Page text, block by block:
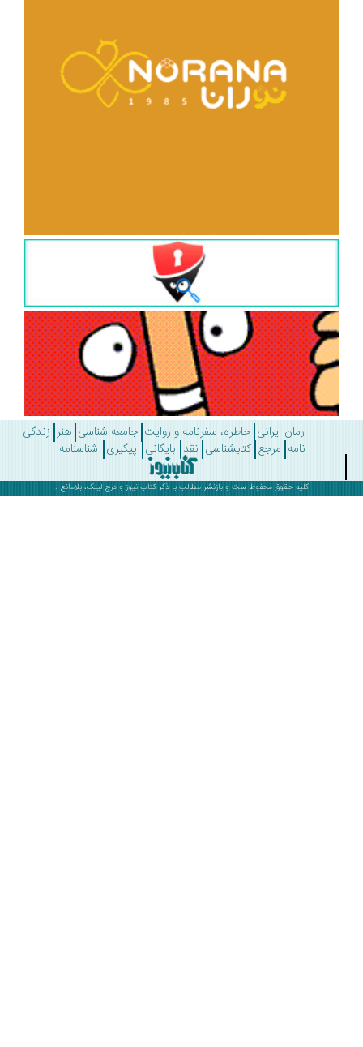
رمان ایرانی خاطره، سفرنامه و روایت جامعه شناسی هنر زندگی
مرجع کتابشناسی نقد بایگانی پیگیری شناسنامه
کلیه حقوق محفوظ است و بازنشر مطالب با ذکرکتاب نیوز و درج لینک، بلامانع .